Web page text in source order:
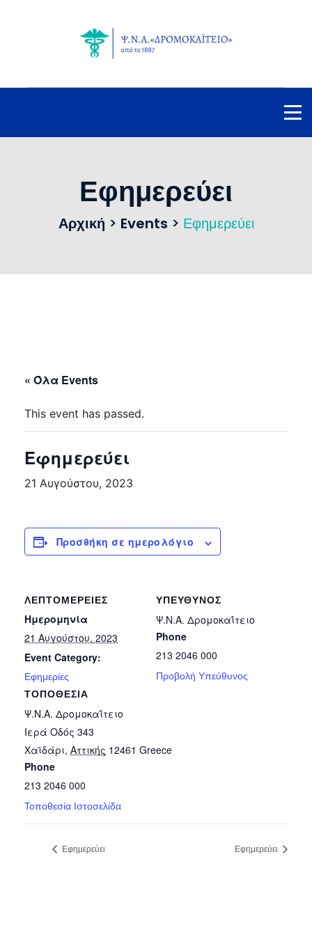
Εφημερεύει
Αρχική > Events > Εφημερεύει
« Όλα Events
This event has passed.
Εφημερεύει
21 Αυγούστου, 2023
Προσθήκη σε ημερολόγιο
ΛΕΠΤΟΜΈΡΕΙΕΣ
Ημερομηνία
21 Αυγούστου, 2023
Event Category:
Εφημερίες
ΤΟΠΟΘΕΣΊΑ
Ψ.Ν.Α. Δρομοκαΐτειο
Ιερά Οδός 343
Χαϊδάρι, Αττικής 12461 Greece
Phone
213 2046 000
Τοποθεσία Ιστοσελίδα
ΥΠΕΎΘΥΝΟΣ
Ψ.Ν.Α. Δρομοκαΐτειο
Phone
213 2046 000
Προβολή Υπεύθυνος
Εφημερεύει Εφημερεύει